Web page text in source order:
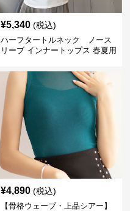
¥5,340 (税込)
ハーフタートルネック ノース
リーブ インナートップス 春夏用
¥4,890 (税込)
【骨格ウェーブ・上品シアー】